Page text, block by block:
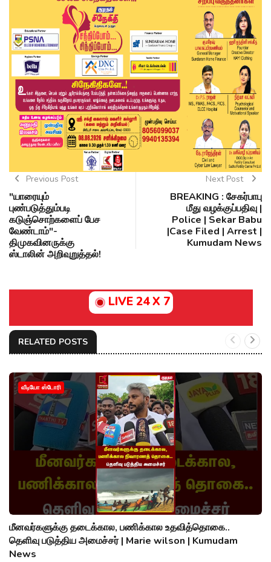
Previous Post
"யாரையும்
புண்படுத்தும்படி
கடுஞ்சொற்களைப் பேச
வேண்டாம்"-
திமுகவினருக்கு
ஸ்டாலின் அறிவுறுத்தல்!
Next Post
BREAKING : சேகர்பாபு
மீது வழக்குப்பதிவு |
Police | Sekar Babu
|Case Filed | Arrest |
Kumudam News
LIVE 24 X 7
RELATED POSTS
வீடியோ ஸ்டோரி
மீனவர்களுக்கு தடைக்கால, பணிக்கால உதவித்தொகை..
தெளிவு படுத்திய அமைச்சர் | Marie wilson | Kumudam
News